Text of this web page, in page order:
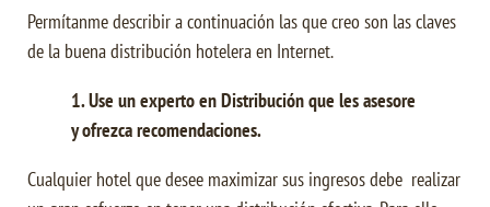
Permítanme describir a continuación las que creo son las claves
de la buena distribución hotelera en Internet.
1. Use un experto en Distribución que les asesore
y ofrezca recomendaciones.
Cualquier hotel que desee maximizar sus ingresos debe realizar